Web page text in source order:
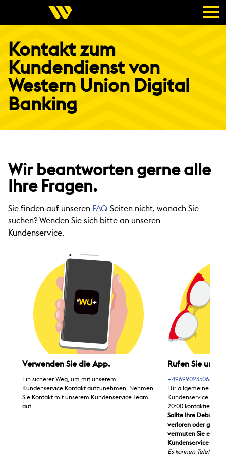
Kontakt zum
Kundendienst von
Western Union Digital
Banking
Wir beantworten gerne alle
Ihre Fragen.
Sie finden auf unseren FAQ-Seiten nicht, wonach Sie
suchen? Wenden Sie sich bitte an unseren
Kundenservice.
Verwenden Sie die App.
Ein sicherer Weg, um mit unserem
Kundenservice Kontakt aufzunehmen. Nehmen
Sie Kontakt mit unserem Kundenservice Team
auf.
Rufen Sie uns
+496990235063
Für allgemeine
Kundenservice
20:00 kontaktieren.
Sollte Ihre
verloren oder
vermuten Sie einen
Kundenservice rund
Es können